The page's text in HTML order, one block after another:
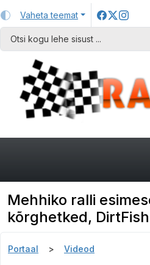
Vaheta teemat
Mehhiko ralli
kõrghetked,
Portaal Videod